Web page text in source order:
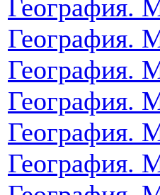
География.
География.
География.
География.
География.
География.